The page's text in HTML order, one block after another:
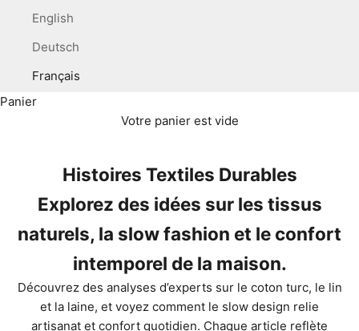
English
Deutsch
Français
Panier
Votre panier est vide
Histoires Textiles Durables
Explorez des idées sur les tissus
naturels, la slow fashion et le confort
intemporel de la maison.
Découvrez des analyses d’experts sur le coton turc, le lin
et la laine, et voyez comment le slow design relie
artisanat et confort quotidien. Chaque article reflète